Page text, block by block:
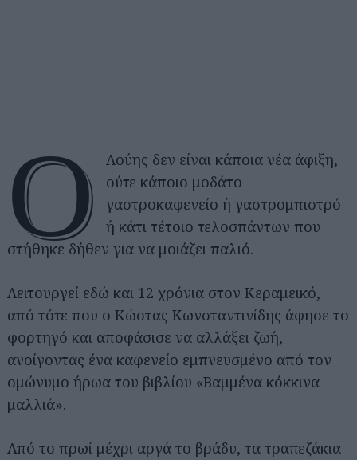
Ο
Λούης δεν είναι κάποια νέα άφιξη,
ούτε κάποιο μοδάτο
γαστροκαφενείο ή γαστρομπιστρό
ή κάτι τέτοιο τελοσπάντων που
στήθηκε δήθεν για να μοιάζει παλιό.
Λειτουργεί εδώ και 12 χρόνια στον Κεραμεικό,
από τότε που ο Κώστας Κωνσταντινίδης άφησε το
φορτηγό και αποφάσισε να αλλάξει ζωή,
ανοίγοντας ένα καφενείο εμπνευσμένο από τον
ομώνυμο ήρωα του βιβλίου «Βαμμένα κόκκινα
μαλλιά».
Από το πρωί μέχρι αργά το βράδυ, τα τραπεζάκια